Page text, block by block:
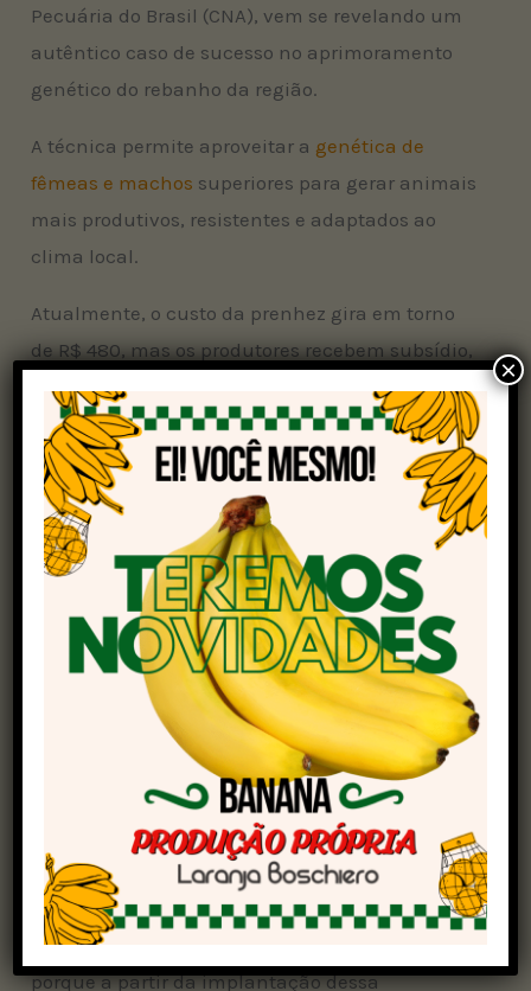
Pecuária do Brasil (CNA), vem se revelando um
autêntico caso de sucesso no aprimoramento
genético do rebanho da região.
A técnica permite aproveitar a genética de
fêmeas e machos superiores para gerar animais
mais produtivos, resistentes e adaptados ao
clima local.
Atualmente, o custo da prenhez gira em torno
de R$ 480, mas os produtores recebem subsídio,
facilitando o acesso à tecnologia de ponta.
Cada embrião transferido representa um salto
genético de pelo menos duas gerações.
Tecnologia acessível e impacto rápido
Com o uso da MOTE (Múltipla Ovulação e
Transferência de Embriões), doadoras
selecionadas têm seus oócitos (células
germinativas femininas) coletados e
fecundados com sêmen de touros de alta
Os embriões são cultivados em laboratório até
atingir o estágio adequado para transferência.
“É uma iniciativa que vem impactando
diretamente para a evolução do rebanho local,
porque a partir da implantação dessa
×